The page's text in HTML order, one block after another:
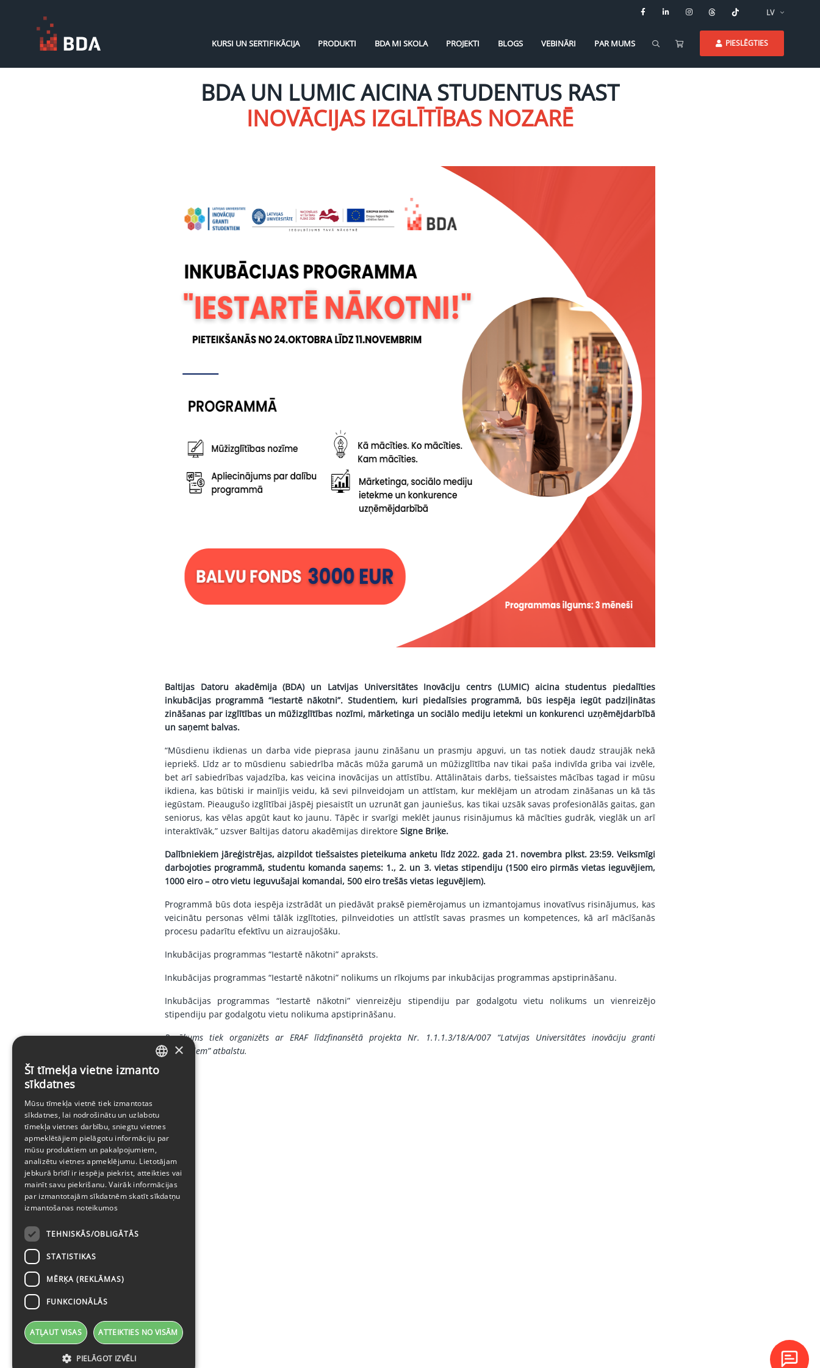
LV
KURSI UN SERTIFIKĀCIJA PRODUKTI BDA MI SKOLA PROJEKTI BLOGS VEBINĀRI PAR MUMS PIESLĒGTIES
BDA UN LUMIC AICINA STUDENTUS RAST
INOVĀCIJAS IZGLĪTĪBAS NOZARĒ
Baltijas Datoru akadēmija (BDA) un Latvijas Universitātes Inovāciju centrs (LUMIC) aicina studentus piedalīties
inkubācijas programmā “Iestartē nākotni”. Studentiem, kuri piedalīsies programmā, būs iespēja iegūt padziļinātas
zināšanas par izglītības un mūžizglītības nozīmi, mārketinga un sociālo mediju ietekmi un konkurenci uzņēmējdarbībā
un saņemt balvas.
“Mūsdienu ikdienas un darba vide pieprasa jaunu zināšanu un prasmju apguvi, un tas notiek daudz straujāk nekā
iepriekš. Līdz ar to mūsdienu sabiedrība mācās mūža garumā un mūžizglītība nav tikai paša indivīda griba vai izvēle,
bet arī sabiedrības vajadzība, kas veicina inovācijas un attīstību. Attālinātais darbs, tiešsaistes mācības tagad ir mūsu
ikdiena, kas būtiski ir mainījis veidu, kā sevi pilnveidojam un attīstam, kur meklējam un atrodam zināšanas un kā tās
iegūstam. Pieaugušo izglītībai jāspēj piesaistīt un uzrunāt gan jauniešus, kas tikai uzsāk savas profesionālās gaitas, gan
seniorus, kas vēlas apgūt kaut ko jaunu. Tāpēc ir svarīgi meklēt jaunus risinājumus kā mācīties gudrāk, vieglāk un arī
interaktīvāk,” uzsver Baltijas datoru akadēmijas direktore Signe Briķe.
Dalībniekiem jāreģistrējas,aizpildot tiešsaistes pieteikuma anketu līdz 2022. gada 21. novembra plkst. 23:59. Veiksmīgi
darbojoties programmā, studentu komanda saņems: 1., 2. un 3. vietas stipendiju (1500 eiro pirmās vietas ieguvējiem,
1000 eiro – otro vietu ieguvušajai komandai, 500 eiro trešās vietas ieguvējiem).
Programmā būs dota iespēja izstrādāt un piedāvāt praksē piemērojamus un izmantojamus inovatīvus risinājumus, kas
veicinātu personas vēlmi tālāk izglītoties, pilnveidoties un attīstīt savas prasmes un kompetences, kā arī mācīšanās
procesu padarītu efektīvu un aizraujošāku.
Inkubācijas programmas “Iestartē nākotni” apraksts.
Inkubācijas programmas “Iestartē nākotni” nolikums un rīkojums par inkubācijas programmas apstiprināšanu.
Inkubācijas programmas “Iestartē nākotni”vienreizēju stipendiju par godalgotu vietu nolikums unvienreizējo
stipendiju par godalgotu vietu nolikuma apstiprināšanu.
Pasākums tiek organizēts ar ERAF līdzfinansētā projekta Nr. 1.1.1.3/18/A/007 “Latvijas Universitātes inovāciju granti
studentiem” atbalstu.
LATVIAN
×
Šī tīmekļa vietne izmanto
sīkdatnes
Mūsu tīmekļa vietnē tiek izmantotas
sīkdatnes, lai nodrošinātu un uzlabotu
tīmekļa vietnes darbību, sniegtu vietnes
apmeklētājiem pielāgotu informāciju par
mūsu produktiem un pakalpojumiem,
analizētu vietnes apmeklējumu. Lietotājam
jebkurā brīdī ir iespēja piekrist, atteikties vai
mainīt savu piekrišanu. Vairāk informācijas
par izmantotajām sīkdatnēm skatītsīkdatņu
izmantošanas noteikumos
TEHNISKĀS/OBLIGĀTĀS
STATISTIKAS
MĒRĶA (REKLĀMAS)
FUNKCIONĀLĀS
ATĻAUT VISAS ATTEIKTIES NO VISĀM
PIELĀGOT IZVĒLI